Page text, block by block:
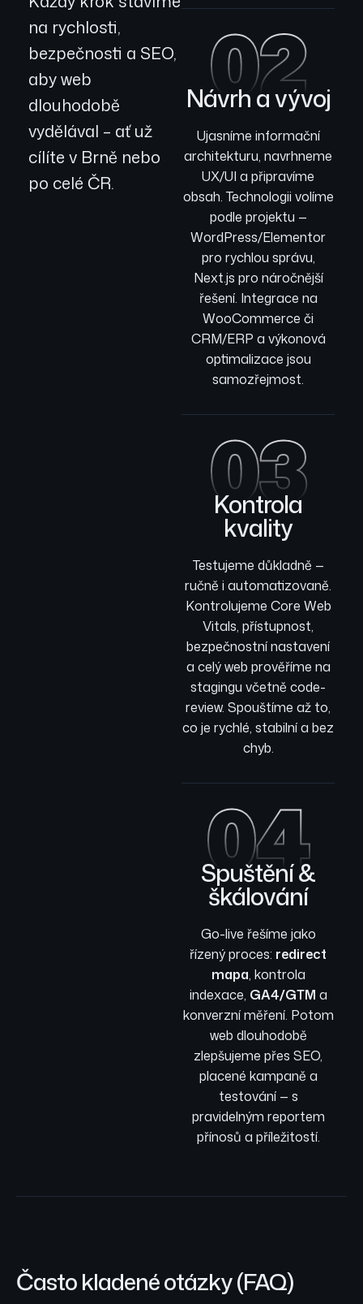
na rychlosti,
bezpečnosti a SEO,
aby web
dlouhodobě
vydělával – ať už
cílíte v Brně nebo
po celé ČR.
02
Návrh a vývoj
Ujasníme informační
architekturu, navrhneme
UX/UI a připravíme
obsah. Technologii volíme
podle projektu —
WordPress/Elementor
pro rychlou správu,
Next.js pro náročnější
řešení. Integrace na
WooCommerce či
CRM/ERP a výkonová
optimalizace jsou
samozřejmost.
03
Kontrola
kvality
Testujeme důkladně —
ručně i automatizovaně.
Kontrolujeme Core Web
Vitals, přístupnost,
bezpečnostní nastavení
a celý web prověříme na
stagingu včetně code-
review. Spouštíme až to,
co je rychlé, stabilní a bez
chyb.
04
Spuštění &
škálování
Go-live řešíme jako
řízený proces: redirect
mapa, kontrola
indexace, GA4/GTM a
konverzní měření. Potom
web dlouhodobě
zlepšujeme přes SEO,
placené kampaně a
testování — s
pravidelným reportem
přínosů a příležitostí.
Často kladené otázky (FAQ)